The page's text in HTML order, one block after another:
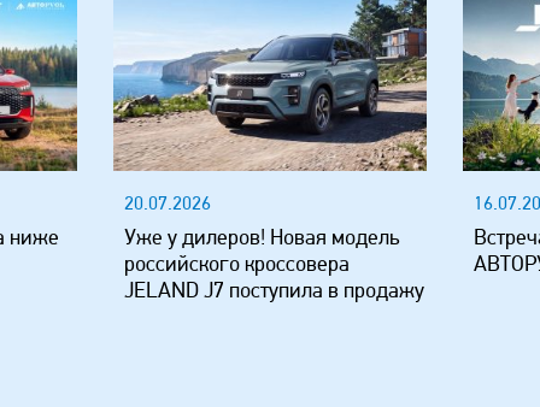
ниже
20.07.2026
Уже у дилеров! Новая модель
российского кроссовера
JELAND J7 поступила в продажу